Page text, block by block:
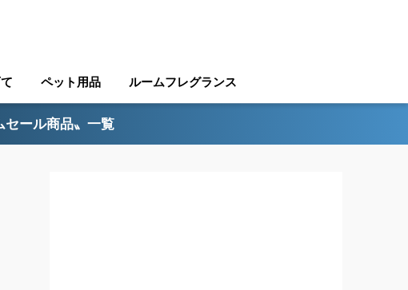
ペット用品 ルームフレグランス
セール商品〟一覧